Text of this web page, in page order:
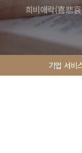
희비애락(喜悲
기업 서비